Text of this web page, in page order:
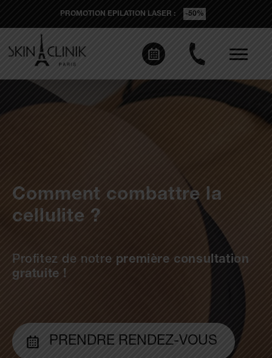
PROMOTION EPILATION LASER : -50%
Comment combattre la
cellulite ?
Profitez de notre première consultation
gratuite !
PRENDRE RENDEZ-VOUS